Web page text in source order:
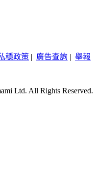
穩政策 | 廣告查詢 | 舉報
Ltd. All Rights Reserved.